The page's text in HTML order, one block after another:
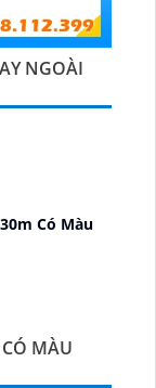
NGOÀI
Có Màu
MÀU